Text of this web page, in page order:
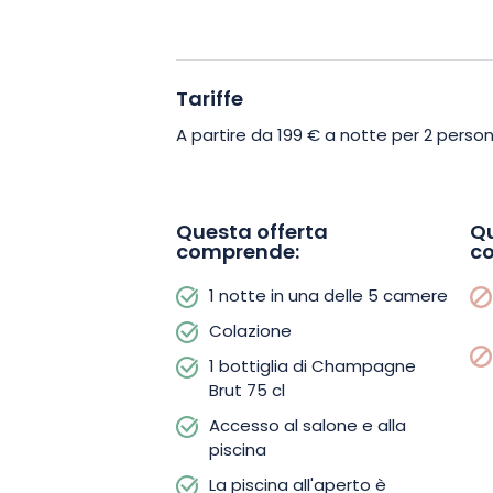
La vostra “Nuitée Pétillante” sarà
una bottiglia di Champagne del
piacimento a bordo piscina,
Altre opzioni includono il noleggio di
massaggio, bottiglie di Champagne o
Prenotate subito la vostra “Nuitée
dei sensi, questo soggiorno promette
della regione dello Champagne.
Tariffe
A partire da 199 € a notte per 2
Questa offerta
comprende:
1 notte in una delle 5 camere
Colazione
1 bottiglia di Champagne
Brut 75 cl
Accesso al salone e alla
piscina
La piscina all'aperto è